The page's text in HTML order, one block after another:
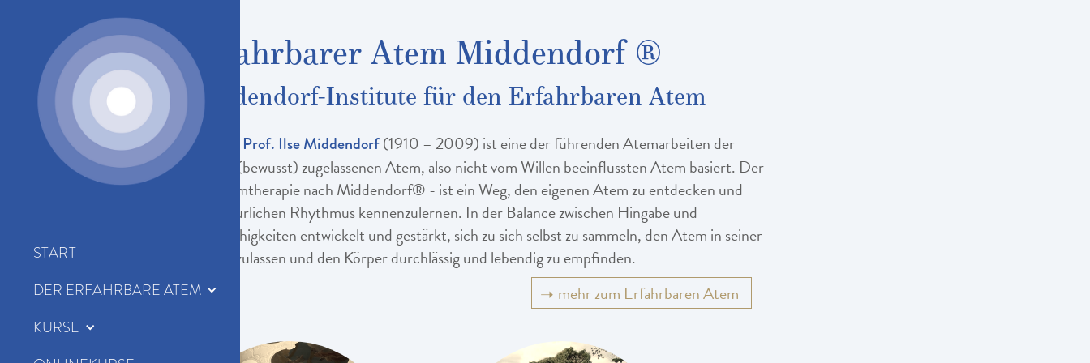
START
DER ERFAHRBARE ATEM
KURSE
Erfahrbarer Atem Middendorf ®
Ilse-Middendorf-Institute für den Erfahrbaren Atem
Der Erfahrbare Atem nach Prof. Ilse Middendorf(1910 – 2009) ist eine der führenden Atemarbeiten der
heutigen Zeit, die auf dem (bewusst) zugelassenen Atem, also nicht vom Willen beeinflussten Atem basiert. Der
Erfahrbare Atem - die Atemtherapie nach Middendorf® - ist ein Weg, den eigenen Atem zu entdecken und
seinen ursprünglichen, natürlichen Rhythmus kennenzulernen. In der Balance zwischen Hingabe und
Achtsamkeit werden die Fähigkeiten entwickelt und gestärkt, sich zu sich selbst zu sammeln, den Atem in seiner
Bewegung und Qualität zuzulassen und den Körper durchlässig und lebendig zu empfinden.
➝ mehr zum Erfahrbaren Atem